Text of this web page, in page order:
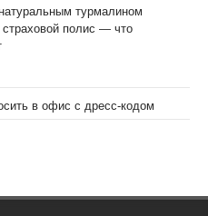
турмалином
страховой полис — что
в офис с дресс-кодом